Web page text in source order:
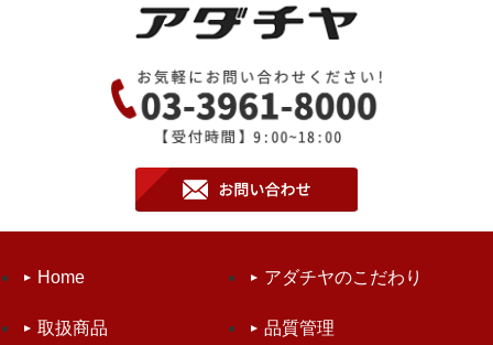
Home アダチヤのこだわり
取扱商品 品質管理